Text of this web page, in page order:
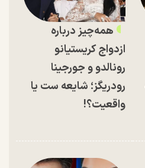
همه‌چیز درباره
ازدواج کریستیانو
رونالدو و جورجینا
رودریگز؛ شایعه ست یا
واقعیت؟!